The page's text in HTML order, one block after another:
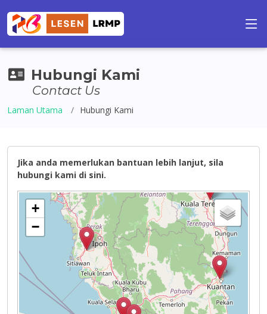
Hubungi Kami
Contact Us
Laman Utama Hubungi Kami
Jika anda memerlukan bantuan lebih lanjut, sila
hubungi kami di sini.